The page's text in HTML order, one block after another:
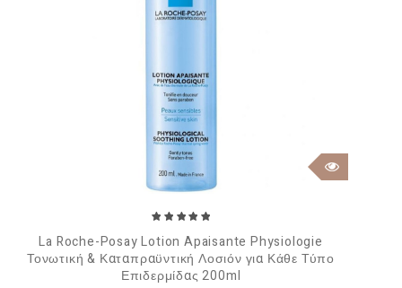
La Roche-Posay Lotion Apaisante Physiologie
Τονωτική & Καταπραϋντική Λοσιόν για Κάθε Τύπο
Επιδερμίδας 200ml